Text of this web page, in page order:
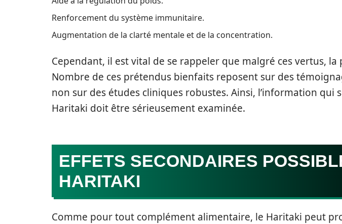
Renforcement du système immunitaire.
Augmentation de la clarté mentale et de la concentration.
Cependant, il est vital de se rappeler que malgré ces vertus, la
Nombre de ces prétendus bienfaits reposent sur des
non sur des études cliniques robustes. Ainsi, l’information qui
Haritaki doit être sérieusement examinée.
EFFETS SECONDAIRES
HARITAKI
Comme pour tout complément alimentaire, le Haritaki peut